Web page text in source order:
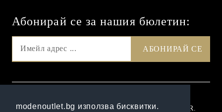
modenoutlet.bg използва бисквитки.
Абонирай се за нашия бюлетин:
Нашият онлайн магазин е 100% съобразен с GDPR.